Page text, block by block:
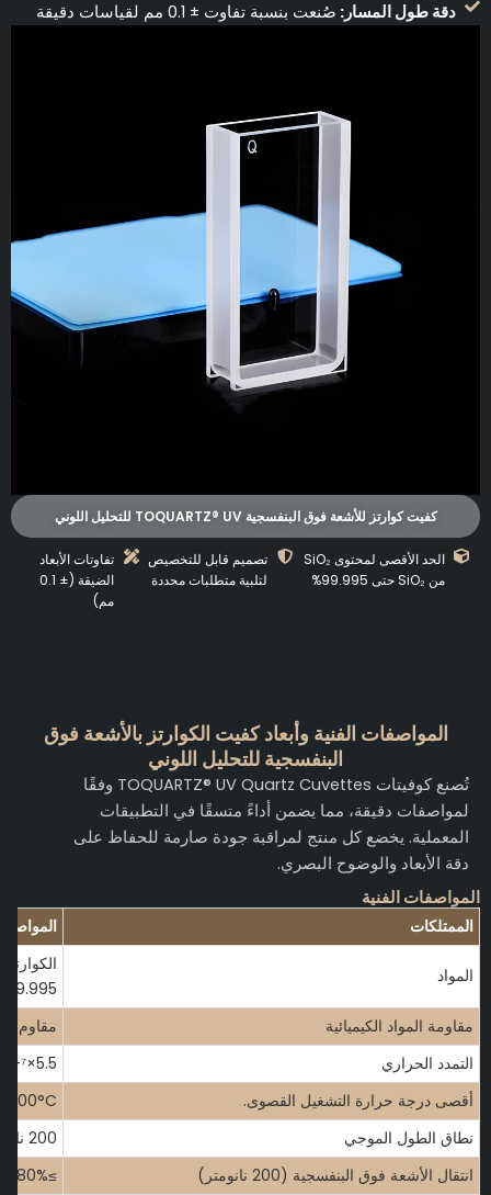
دقة طول المسار:صُنعت بنسبة تفاوت ± 0.1 مم لقياسات دقيقة
كفيت كوارتز للأشعة فوق البنفسجية TOQUARTZ® UV للتحليل اللوني
الحد الأقصى لمحتوى SiO₂
من SiO₂ حتى 99.995%
تصميم قابل للتخصيص
لتلبية متطلبات محددة
تفاوتات الأبعاد
الضيقة (± 0.1
مم)
المواصفات الفنية وأبعاد كفيت الكوارتز بالأشعة فوق
البنفسجية للتحليل اللوني
تُصنع كوفيتات TOQUARTZ® UV Quartz Cuvettes وفقًا
لمواصفات دقيقة، مما يضمن أداءً متسقًا في التطبيقات
المعملية. يخضع كل منتج لمراقبة جودة صارمة للحفاظ على
دقة الأبعاد والوضوح البصري.
الفنية
الممتلكات
المواصفات
المواد
99.995%)
مقاومة المواد الكيميائية
مقاوم
التمدد الحراري
5.5×10-⁷/°C
أقصى درجة حرارة التشغيل القصوى.
1100°C
نطاق الطول الموجي
200 نانومتر - 2500 نانومتر
انتقال الأشعة فوق البنفسجية (200 نانومتر)